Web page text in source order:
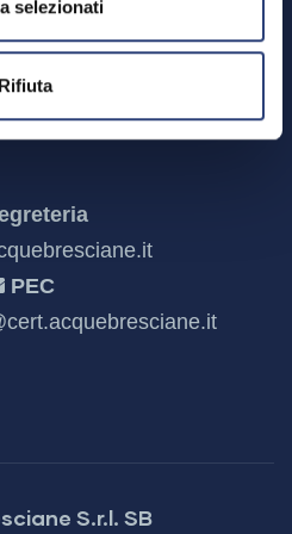
selezionati
Rifiuta
di accessibilità
PEC
S.r.l. SB